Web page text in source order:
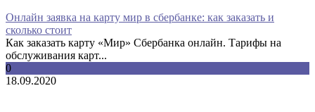
Онлайн заявка на карту мир в сбербанке: как заказать и
сколько стоит
Как заказать карту «Мир» Сбербанка онлайн. Тарифы на
обслуживания карт...
0
18.09.2020